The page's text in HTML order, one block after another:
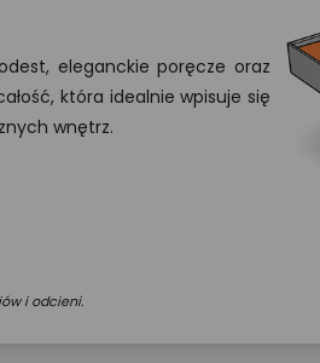
eleganckie poręcze oraz
która idealnie wpisuje się
wnętrz.
i odcieni.